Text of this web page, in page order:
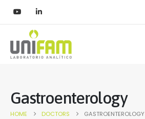
Gastroenterology
HOME DOCTORS GASTROENTEROLOGY